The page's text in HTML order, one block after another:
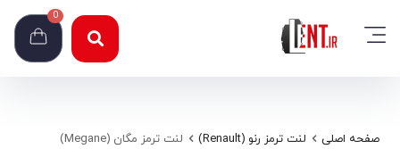
0
صفحه اصلی لنت ترمز رنو (Renault) لنت ترمز مگان (Megane)